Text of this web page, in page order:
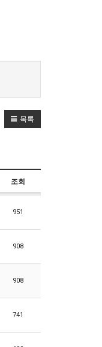
목록
조회
951
908
908
741